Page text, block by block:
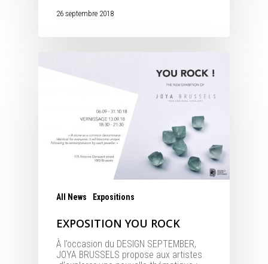
26 septembre 2018
All News Expositions
EXPOSITION YOU ROCK
À l’occasion du DESIGN SEPTEMBER,
JOYA BRUSSELS propose aux artistes